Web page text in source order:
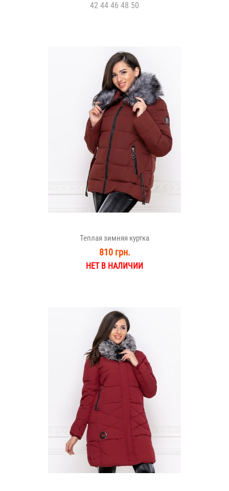
42 44 46 48 50
Теплая зимняя куртка
810 грн.
НЕТ В НАЛИЧИИ